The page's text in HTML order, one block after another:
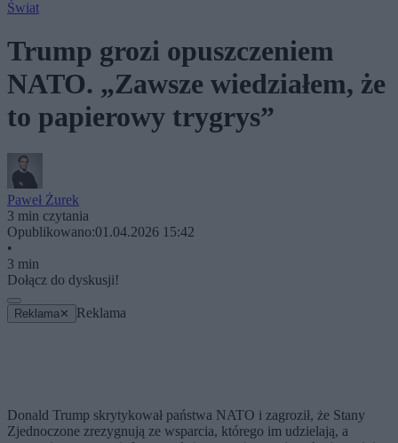
Świat
Trump grozi opuszczeniem
NATO. „Zawsze wiedziałem, że
to papierowy trygrys”
Paweł Żurek
3 min czytania
Opublikowano:01.04.2026 15:42
•
3 min
Dołącz do dyskusji!
Reklama ✕ Reklama
Donald Trump skrytykował państwa NATO i zagroził, że Stany
Zjednoczone zrezygnują ze wsparcia, którego im udzielają, a